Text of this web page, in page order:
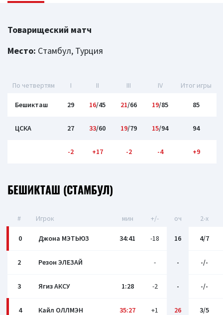
Товарищеский матч
Место: Стамбул, Турция
По четвертям I II III IV Итог игры
Бешикташ 29 16/45 21/66 19/85 85
ЦСКА 27 33/60 19/79 15/94 94
-2 +17 -2 -4 +9
БЕШИКТАШ (СТАМБУЛ)
# Игрок мин +/- оч 2-x
0 Джона МЭТЬЮЗ 34:41 -18 16 4/7
2 Резон ЭЛЕЗАЙ - - -/-
3 Ягиз АКСУ 1:28 -2 - -/-
4 Кайл ОЛЛМЭН 35:27 +1 26 3/5